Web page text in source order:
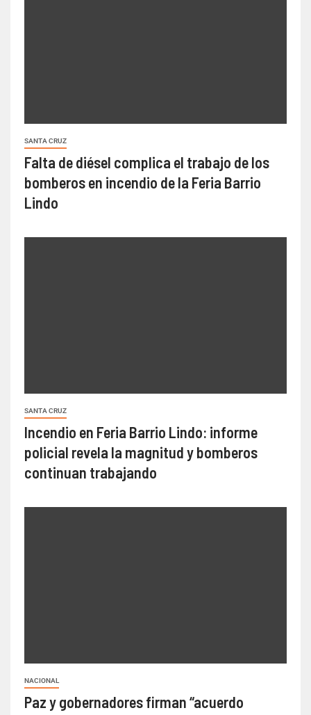
SANTA CRUZ
Falta de diésel complica el trabajo de los
bomberos en incendio de la Feria Barrio
Lindo
SANTA CRUZ
Incendio en Feria Barrio Lindo: informe
policial revela la magnitud y bomberos
continuan trabajando
NACIONAL
Paz y gobernadores firman “acuerdo